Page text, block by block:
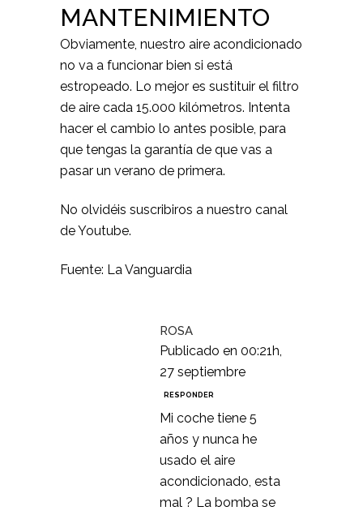
MANTENIMIENTO
Obviamente, nuestro aire acondicionado
no va a funcionar bien si está
estropeado. Lo mejor es sustituir el filtro
de aire cada 15.000 kilómetros. Intenta
hacer el cambio lo antes posible, para
que tengas la garantía de que vas a
pasar un verano de primera.
No olvidéis suscribiros a nuestro canal
de Youtube.
Fuente: La Vanguardia
ROSA
Publicado en 00:21h,
27 septiembre
RESPONDER
Mi coche tiene 5
años y nunca he
usado el aire
acondicionado, esta
mal ? La bomba se